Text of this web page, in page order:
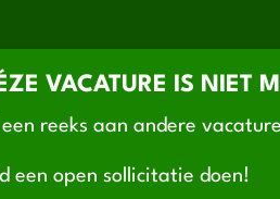
VACATURE IS NIET
een reeks aan andere
een open sollicitatie doen!